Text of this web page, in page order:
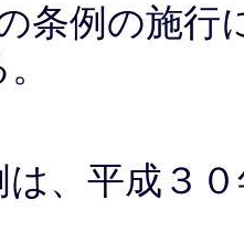
例の施行
、平成３